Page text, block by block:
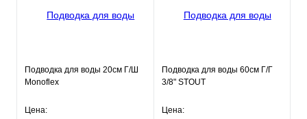
Подводка для воды 20см Г/Ш
Monoflex
Цена:
Подводка для воды 60см Г/Г
3/8" STOUT
Цена: